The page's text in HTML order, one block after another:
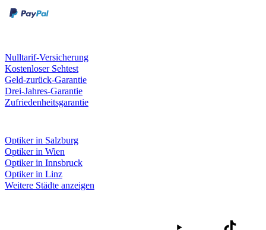
Nulltarif-Versicherung
Kostenloser Sehtest
Geld-zurück-Garantie
Drei-Jahres-Garantie
Zufriedenheitsgarantie
Optiker in Salzburg
Optiker in Wien
Optiker in Innsbruck
Optiker in Linz
Weitere Städte anzeigen